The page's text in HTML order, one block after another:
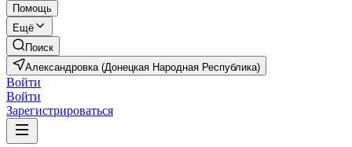
Помощь
Ещё
Поиск
Александровка (Донецкая Народная Республика)
Войти
Войти
Зарегистрироваться